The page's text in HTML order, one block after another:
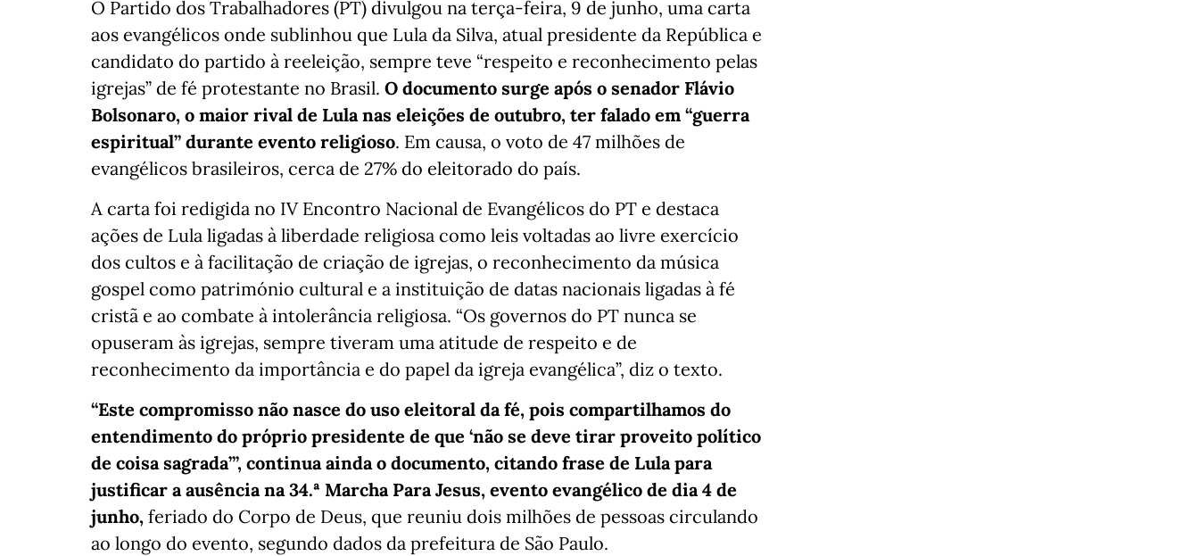
O Partido dos Trabalhadores (PT) divulgou na terça-feira, 9 de junho, uma carta
aos evangélicos onde sublinhou que Lula da Silva, atual presidente da República e
candidato do partido à reeleição, sempre teve “respeito e reconhecimento pelas
igrejas” de fé protestante no Brasil. O documento surge após o senador Flávio
Bolsonaro, o maior rival de Lula nas eleições de outubro, ter falado em “guerra
espiritual” durante evento religioso. Em causa, o voto de 47 milhões de
evangélicos brasileiros, cerca de 27% do eleitorado do país.
A carta foi redigida no IV Encontro Nacional de Evangélicos do PT e destaca
ações de Lula ligadas à liberdade religiosa como leis voltadas ao livre exercício
dos cultos e à facilitação de criação de igrejas, o reconhecimento da música
gospel como património cultural e a instituição de datas nacionais ligadas à fé
cristã e ao combate à intolerância religiosa. “Os governos do PT nunca se
opuseram às igrejas, sempre tiveram uma atitude de respeito e de
reconhecimento da importância e do papel da igreja evangélica”, diz o texto.
“Este compromisso não nasce do uso eleitoral da fé, pois compartilhamos do
entendimento do próprio presidente de que ‘não se deve tirar proveito político
de coisa sagrada’”, continua ainda o documento, citando frase de Lula para
justificar a ausência na 34.ª Marcha Para Jesus, evento evangélico de dia 4 de
junho, feriado do Corpo de Deus, que reuniu dois milhões de pessoas circulando
ao longo do evento, segundo dados da prefeitura de São Paulo.